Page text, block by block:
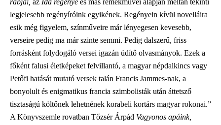
rabjai, az Ida regénye és más remekművei alapján méltán tekinti
legjelesebb regényíróink egyikének. Regényein kívül novelláira
esik még figyelem, színműveire már lényegesen kevesebb,
verseire pedig ma már szinte semmi. Pedig dalszerű, friss
forrásként folydogáló versei igazán üdítő olvasmányok. Ezek a
főként falusi életképeket felvillantó, a magyar népdalkincs vagy
Petőfi hatását mutató versek talán Francis Jammes-nak, a
bonyolult és enigmatikus francia szimbolisták után áttetsző
tisztaságú költőnek lehetnének korabeli kortárs magyar rokonai.”
A Könyvszemle rovatban Tőzsér Árpád Vagyonos apáink,